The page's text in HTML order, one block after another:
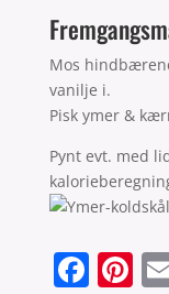
Mos
vanilje i.
Pisk ymer &
Pynt evt. med
F Pi